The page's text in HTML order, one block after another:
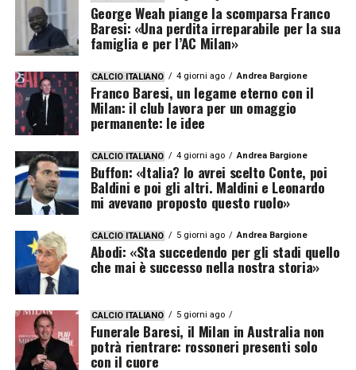
George Weah piange la scomparsa Franco
Baresi: «Una perdita irreparabile per la sua
famiglia e per l’AC Milan»
CALCIO ITALIANO 4 giorni ago Andrea Bargione
Franco Baresi, un legame eterno con il
Milan: il club lavora per un omaggio
permanente: le idee
CALCIO ITALIANO 4 giorni ago Andrea Bargione
Buffon: «Italia? Io avrei scelto Conte, poi
Baldini e poi gli altri. Maldini e Leonardo
mi avevano proposto questo ruolo»
CALCIO ITALIANO 5 giorni ago Andrea Bargione
Abodi: «Sta succedendo per gli stadi quello
che mai è successo nella nostra storia»
CALCIO ITALIANO 5 giorni ago
Funerale Baresi, il Milan in Australia non
potrà rientrare: rossoneri presenti solo
con il cuore